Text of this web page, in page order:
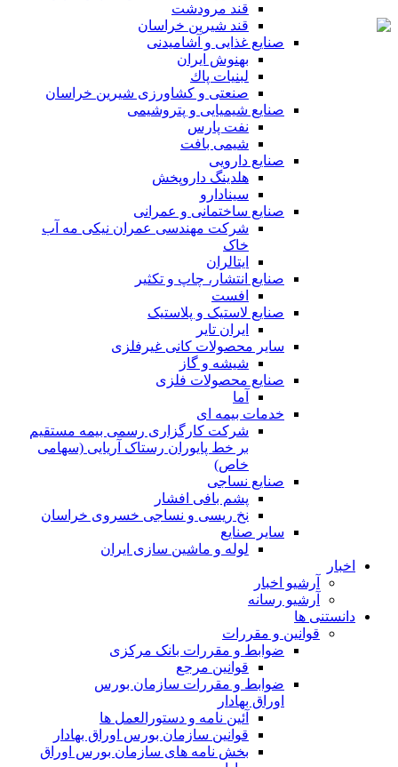
قند مرودشت
قند شیرین خراسان
صنایع غذايی و آشاميدنی
بهنوش ایران
لبنيات پاك
صنعتی و کشاورزی شیرین خراسان
صنایع شیمیایی و پتروشیمی
نفت پارس
شیمی بافت
صنایع دارویی
هلدینگ داروپخش
سینادارو
صنایع ساختمانی و عمرانی
شرکت مهندسی عمران نیکی مه آب
خاک
ایتالران
صنایع انتشار، چاپ و تکثير
افست
صنایع لاستیک و پلاستیک
ایران تایر
ساير محصولات كانی غيرفلزی
شیشه و گاز
صنایع محصولات فلزی
آما
خدمات بیمه ای
شرکت کارگزاری رسمی بیمه مستقیم
بر خط پایوران رستاک آریایی (سهامی
خاص)
صنایع نساجی
پشم بافی افشار
نخ ریسی و نساجی خسروی خراسان
سایر صنایع
لوله و ماشین سازی ایران
اخبار
آرشیو اخبار
آرشیو رسانه
دانستنی ها
قوانین و مقررات
ضوابط و مقررات بانک مرکزی
قوانين مرجع
ضوابط و مقررات سازمان بورس
اوراق بهادار
آئین نامه و دستورالعمل ها
قوانین سازمان بورس اوراق بهادار
بخش نامه های سازمان بورس اوراق